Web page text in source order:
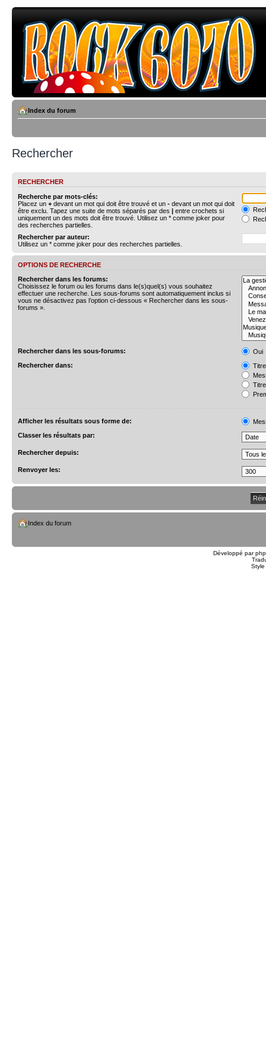
Index du forum
Rechercher
RECHERCHER
Recherche par mots-clés:
Placez un + devant un mot qui doit être trouvé et un - devant un mot qui doit
être exclu. Tapez une suite de mots séparés par des | entre crochets si
uniquement un des mots doit être trouvé. Utilisez un * comme joker pour
des recherches partielles.
Rechercher par auteur:
Utilisez un * comme joker pour des recherches partielles.
OPTIONS DE RECHERCHE
Rechercher dans les forums:
Choisissez le forum ou les forums dans le(s)quel(s) vous souhaitez
effectuer une recherche. Les sous-forums sont automatiquement inclus si
vous ne désactivez pas l’option ci-dessous « Rechercher dans les sous-
forums ».
Rechercher dans les sous-forums:
Oui
Rechercher dans:
Afficher les résultats sous forme de:
Classer les résultats par:
Rechercher depuis:
Renvoyer les:
Index du forum
Développé par
Style